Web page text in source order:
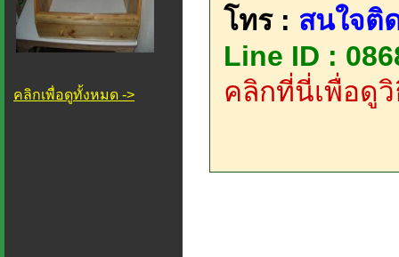
คลิกเพื่อดูทั้งหมด ->
โทร : สนใจติ
Line ID :
คลิกที่นี่เพื่อดูวิ